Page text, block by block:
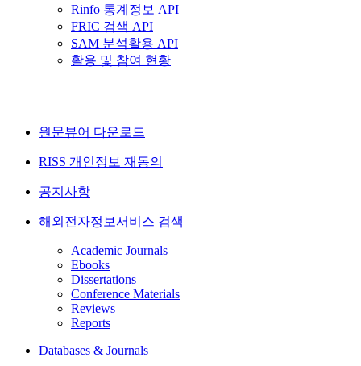
Rinfo 통계정보 API
FRIC 검색 API
SAM 분석활용 API
활용 및 참여 현황
원문뷰어 다운로드
RISS 개인정보 재동의
공지사항
해외전자정보서비스 검색
Academic Journals
Ebooks
Dissertations
Conference Materials
Reviews
Reports
Databases & Journals